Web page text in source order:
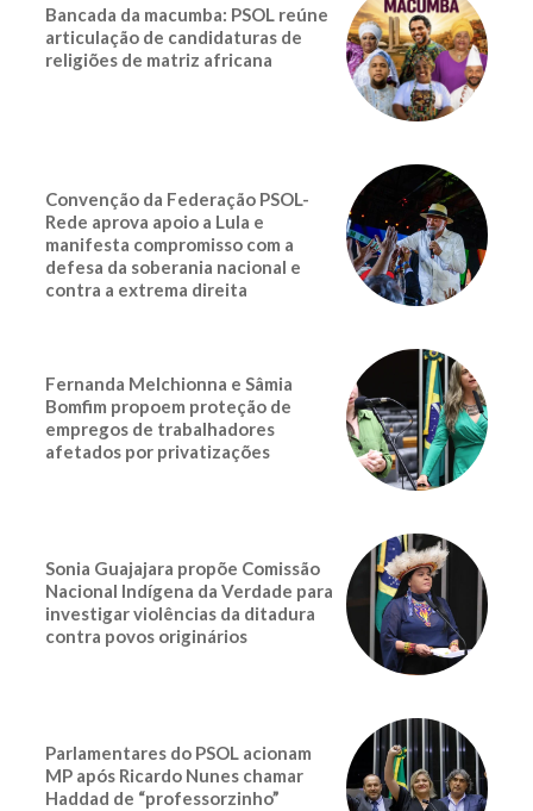
Bancada da macumba: PSOL reúne
articulação de candidaturas de
religiões de matriz africana
Convenção da Federação PSOL-
Rede aprova apoio a Lula e
manifesta compromisso com a
defesa da soberania nacional e
contra a extrema direita
Fernanda Melchionna e Sâmia
Bomfim propoem proteção de
empregos de trabalhadores
afetados por privatizações
Sonia Guajajara propõe Comissão
Nacional Indígena da Verdade para
investigar violências da ditadura
contra povos originários
Parlamentares do PSOL acionam
MP após Ricardo Nunes chamar
Haddad de “professorzinho”